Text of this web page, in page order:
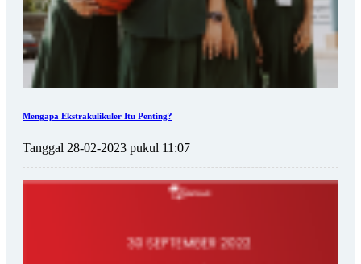
Mengapa Ekstrakulikuler Itu Penting?
Tanggal 28-02-2023 pukul 11:07